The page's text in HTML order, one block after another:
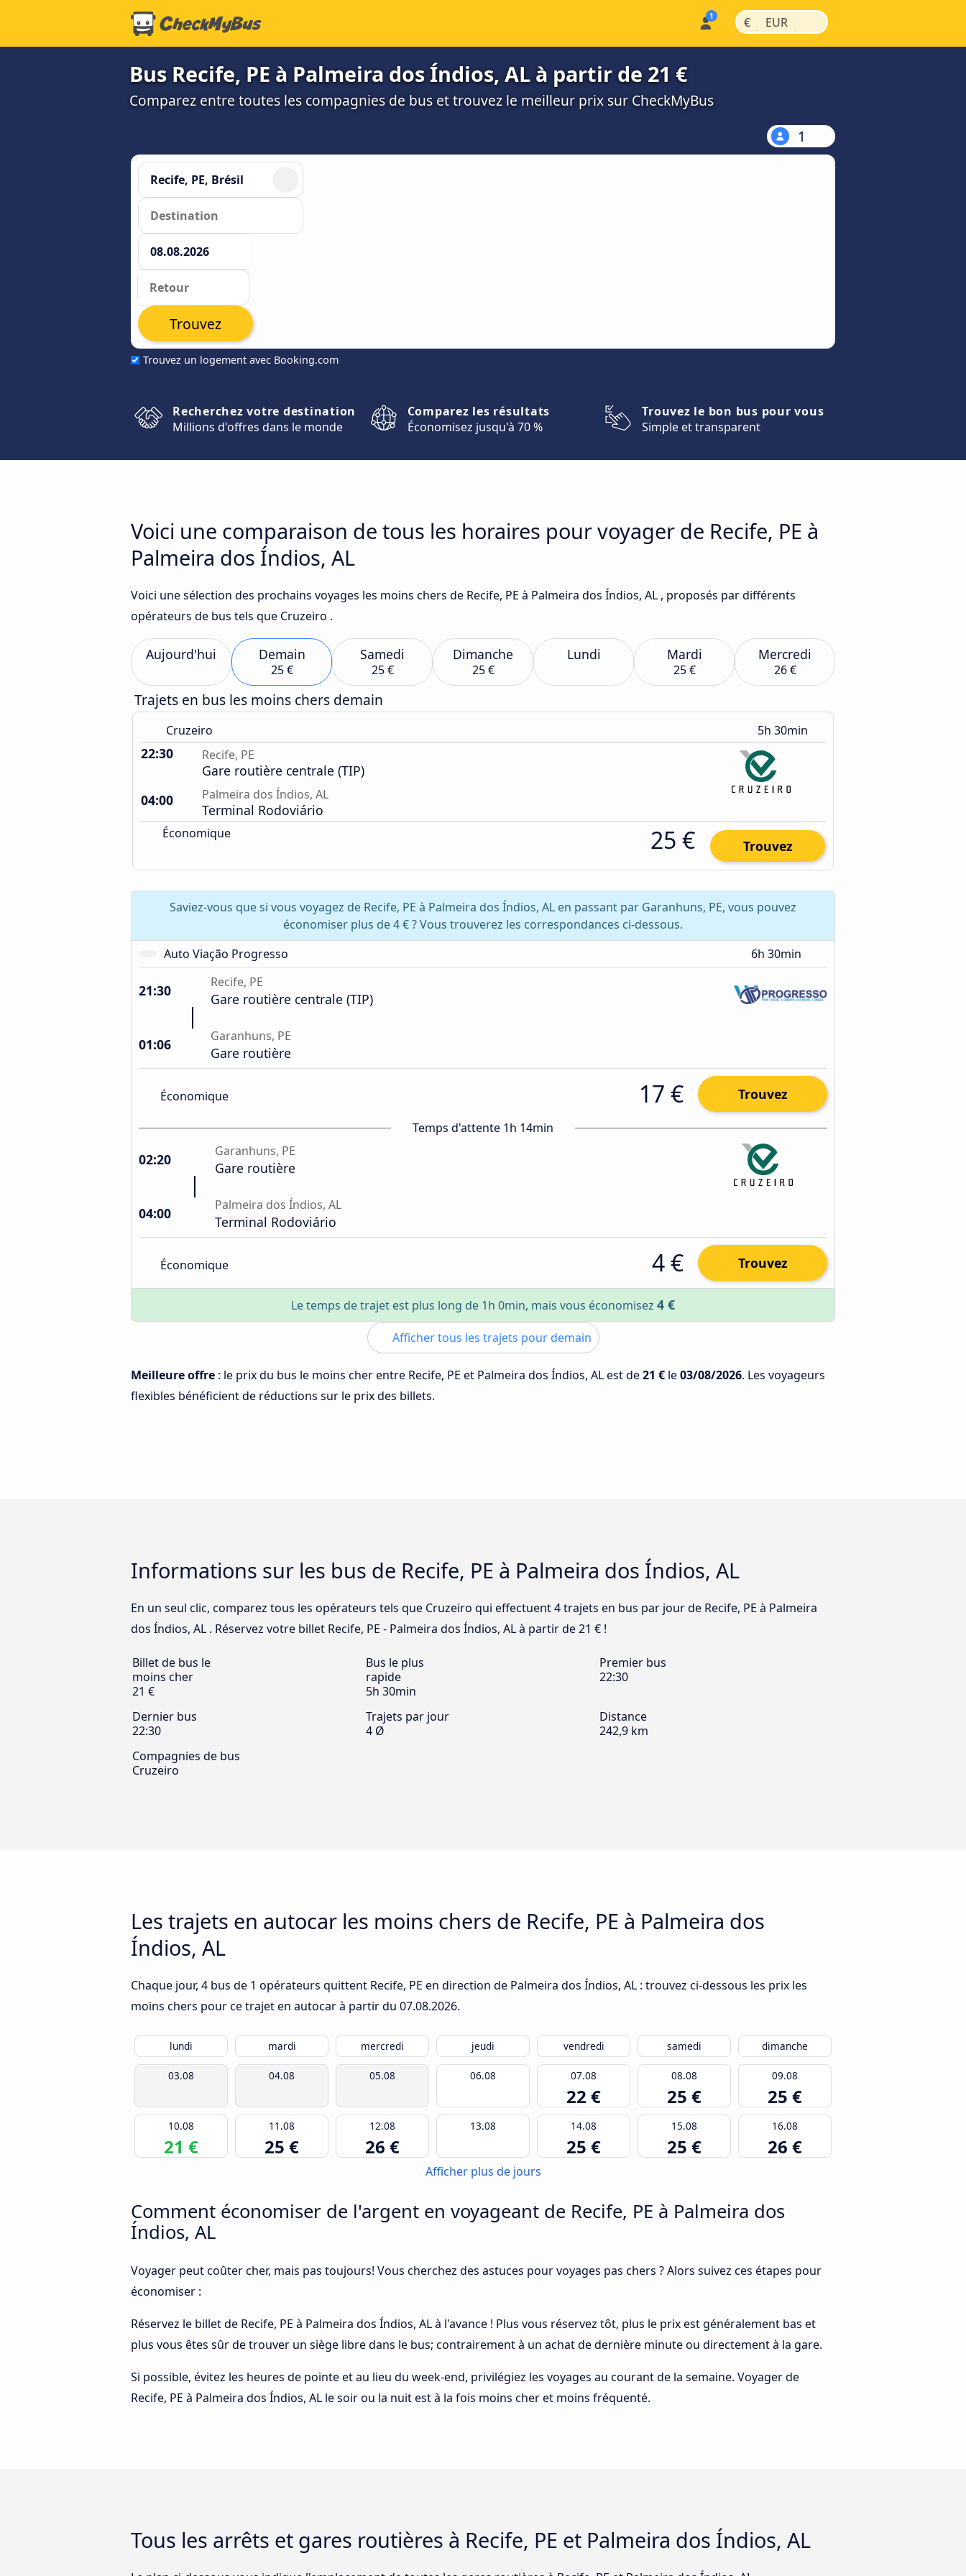
€ | EUR |
Bus Recife, PE à Palmeira dos Índios, AL à partir de 21 €
Comparez entre toutes les compagnies de bus et trouvez le meilleur prix sur CheckMyBus
1
Trouvez un logement avec Booking.com
Trouvez
Recherchez votre destination
Millions d'offres dans le monde
Comparez les résultats
Économisez jusqu'à 70 %
Trouvez le bon bus pour vous
Simple et transparent
Voici une comparaison de tous les horaires pour voyager de Recife, PE à
Palmeira dos Índios, AL
Voici une sélection des prochains voyages les moins chers de Recife, PE à Palmeira dos Índios, AL , proposés par différents
opérateurs de bus tels que Cruzeiro .
Aujourd'hui Demain
25 €
Samedi
25 €
Dimanche
25 €
Lundi Mardi
25 €
Mercredi
26 €
Trajets en bus les moins chers demain
Cruzeiro 5h 30min
22:30 Recife, PE
Gare routière centrale (TIP)
04:00
Palmeira dos Índios, AL
Terminal Rodoviário
Économique 25 € Trouvez
Saviez-vous que si vous voyagez de Recife, PE à Palmeira dos Índios, AL en passant par Garanhuns, PE, vous pouvez
économiser plus de 4 € ? Vous trouverez les correspondances ci-dessous.
Auto Viação Progresso
6h 30min
21:30 Recife, PE
Gare routière centrale (TIP)
01:06 Garanhuns, PE
Gare routière
Économique 17 € Trouvez
Temps d'attente 1h 14min
02:20 Garanhuns, PE
Gare routière
04:00 Palmeira dos Índios, AL
Terminal Rodoviário
Économique 4 € Trouvez
Le temps de trajet est plus long de 1h 0min, mais vous économisez 4 €
Afficher tous les trajets pour demain
Meilleure offre : le prix du bus le moins cher entre Recife, PE et Palmeira dos Índios, AL est de21 € le03/08/2026. Les voyageurs
flexibles bénéficient de réductions sur le prix des billets.
Informations sur les bus de Recife, PE à Palmeira dos Índios, AL
En un seul clic, comparez tous les opérateurs tels que Cruzeiro qui effectuent 4 trajets en bus par jour de Recife, PE à Palmeira
dos Índios, AL . Réservez votre billet Recife, PE - Palmeira dos Índios, AL à partir de 21 € !
Billet de bus le
moins cher
21 €
Bus le plus
rapide
5h 30min
Premier bus
22:30
Dernier bus
22:30
Trajets par jour
4 Ø
Distance
242,9 km
Compagnies de bus
Cruzeiro
Les trajets en autocar les moins chers de Recife, PE à Palmeira dos
Índios, AL
Chaque jour, 4 bus de 1 opérateurs quittent Recife, PE en direction de Palmeira dos Índios, AL : trouvez ci-dessous les prix les
moins chers pour ce trajet en autocar à partir du 07.08.2026.
lundi mardi mercredi jeudi vendredi samedi dimanche
03.08 04.08 05.08 06.08 07.08
22 €
08.08
25 €
09.08
25 €
10.08
21 €
11.08
25 €
12.08
26 €
13.08 14.08
25 €
15.08
25 €
16.08
26 €
Afficher plus de jours
Comment économiser de l'argent en voyageant de Recife, PE à Palmeira dos
Índios, AL
Voyager peut coûter cher, mais pas toujours! Vous cherchez des astuces pour voyages pas chers ? Alors suivez ces étapes pour
économiser :
Réservez le billet de Recife, PE à Palmeira dos Índios, AL à l'avance ! Plus vous réservez tôt, plus le prix est généralement bas et
plus vous êtes sûr de trouver un siège libre dans le bus; contrairement à un achat de dernière minute ou directement à la gare.
Si possible, évitez les heures de pointe et au lieu du week-end, privilégiez les voyages au courant de la semaine. Voyager de
Recife, PE à Palmeira dos Índios, AL le soir ou la nuit est à la fois moins cher et moins fréquenté.
Tous les arrêts et gares routières à Recife, PE et Palmeira dos Índios, AL